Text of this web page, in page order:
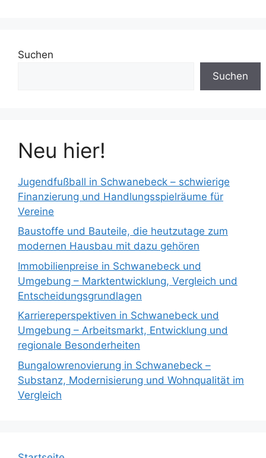
Suchen
Suchen
Neu hier!
Jugendfußball in Schwanebeck – schwierige
Finanzierung und Handlungsspielräume für
Vereine
Baustoffe und Bauteile, die heutzutage zum
modernen Hausbau mit dazu gehören
Immobilienpreise in Schwanebeck und
Umgebung – Marktentwicklung, Vergleich und
Entscheidungsgrundlagen
Karriereperspektiven in Schwanebeck und
Umgebung – Arbeitsmarkt, Entwicklung und
regionale Besonderheiten
Bungalowrenovierung in Schwanebeck –
Substanz, Modernisierung und Wohnqualität im
Vergleich